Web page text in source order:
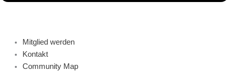
Mitglied werden
Kontakt
Community Map